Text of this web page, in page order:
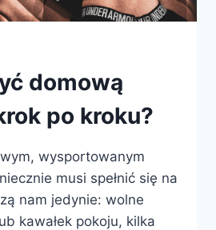
domową
po kroku?
wysportowanym
musi spełnić się na
nam jedynie: wolne
kawałek pokoju, kilka